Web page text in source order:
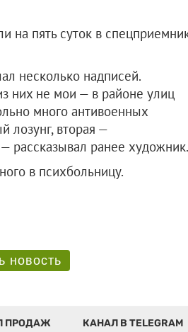
на пять суток в
несколько надписей.
них не мои — в районе улиц
много антивоенных
лозунг, вторая —
рассказывал ранее художник.
в психбольницу.
новость
ПРОДАЖ КАНАЛ В TELEGRAM